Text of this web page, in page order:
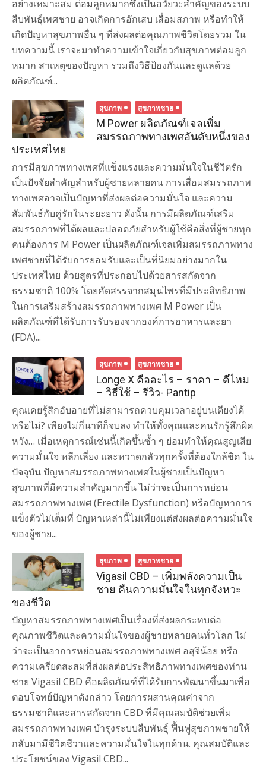
อย่างเหมาะสม ต่อมลูกหมากซึ่งเป็นอวัยวะสำคัญของระบบ
สืบพันธุ์เพศชาย อาจเกิดการอักเสบ เสื่อมสภาพ หรือทำให้
เกิดปัญหาสุขภาพอื่น ๆ ที่ส่งผลต่อคุณภาพชีวิตโดยรวม ใน
บทความนี้ เราจะมาทำความเข้าใจเกี่ยวกับสุขภาพต่อมลูก
หมาก สาเหตุของปัญหา รวมถึงวิธีป้องกันและดูแลด้วย
ผลิตภัณฑ์...
สุขภาพ สุขภาพชาย
M Power ผลิตภัณฑ์เจลเพิ่ม
สมรรถภาพทางเพศอันดับหนึ่งของ
ประเทศไทย
การมีสุขภาพทางเพศที่แข็งแรงและความมั่นใจในชีวิตรัก
เป็นปัจจัยสำคัญสำหรับผู้ชายหลายคน การเสื่อมสมรรถภาพ
ทางเพศอาจเป็นปัญหาที่ส่งผลต่อความมั่นใจ และความ
สัมพันธ์กับคู่รักในระยะยาว ดังนั้น การมีผลิตภัณฑ์เสริม
สมรรถภาพที่ได้ผลและปลอดภัยสำหรับผู้ใช้คือสิ่งที่ผู้ชายทุก
คนต้องการ M Power เป็นผลิตภัณฑ์เจลเพิ่มสมรรถภาพทาง
เพศชายที่ได้รับการยอมรับและเป็นที่นิยมอย่างมากใน
ประเทศไทย ด้วยสูตรที่ประกอบไปด้วยสารสกัดจาก
ธรรมชาติ 100% โดยคัดสรรจากสมุนไพรที่มีประสิทธิภาพ
ในการเสริมสร้างสมรรถภาพทางเพศ M Power เป็น
ผลิตภัณฑ์ที่ได้รับการรับรองจากองค์การอาหารและยา
(FDA)...
สุขภาพ สุขภาพชาย
Longe X คืออะไร – ราคา – ดีไหม
– วิธีใช้ – รีวิว- Pantip
คุณเคยรู้สึกอับอายที่ไม่สามารถควบคุมเวลาอยู่บนเตียงได้
หรือไม่? เพียงไม่กี่นาทีก็จบลง ทำให้ทั้งคุณและคนรักรู้สึกผิด
หวัง… เมื่อเหตุการณ์เช่นนี้เกิดขึ้นซ้ำ ๆ ย่อมทำให้คุณสูญเสีย
ความมั่นใจ หลีกเลี่ยง และหวาดกลัวทุกครั้งที่ต้องใกล้ชิด ใน
ปัจจุบัน ปัญหาสมรรถภาพทางเพศในผู้ชายเป็นปัญหา
สุขภาพที่มีความสำคัญมากขึ้น ไม่ว่าจะเป็นการหย่อน
สมรรถภาพทางเพศ (Erectile Dysfunction) หรือปัญหาการ
แข็งตัวไม่เต็มที่ ปัญหาเหล่านี้ไม่เพียงแต่ส่งผลต่อความมั่นใจ
ของผู้ชาย...
สุขภาพ สุขภาพชาย
Vigasil CBD – เพิ่มพลังความเป็น
ชาย คืนความมั่นใจในทุกจังหวะ
ของชีวิต
ปัญหาสมรรถภาพทางเพศเป็นเรื่องที่ส่งผลกระทบต่อ
คุณภาพชีวิตและความมั่นใจของผู้ชายหลายคนทั่วโลก ไม่
ว่าจะเป็นอาการหย่อนสมรรถภาพทางเพศ อสุจิน้อย หรือ
ความเครียดสะสมที่ส่งผลต่อประสิทธิภาพทางเพศของท่าน
ชาย Vigasil CBD คือผลิตภัณฑ์ที่ได้รับการพัฒนาขึ้นมาเพื่อ
ตอบโจทย์ปัญหาดังกล่าว โดยการผสานคุณค่าจาก
ธรรมชาติและสารสกัดจาก CBD ที่มีคุณสมบัติช่วยเพิ่ม
สมรรถภาพทางเพศ บำรุงระบบสืบพันธุ์ ฟื้นฟูสุขภาพชายให้
กลับมามีชีวิตชีวาและความมั่นใจในทุกด้าน. คุณสมบัติและ
ประโยชน์ของ Vigasil CBD...